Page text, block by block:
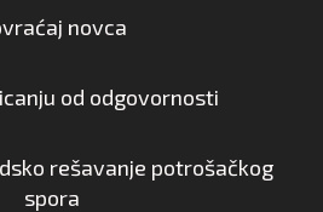
novca
od odgovornosti
rešavanje potrošačkog
spora